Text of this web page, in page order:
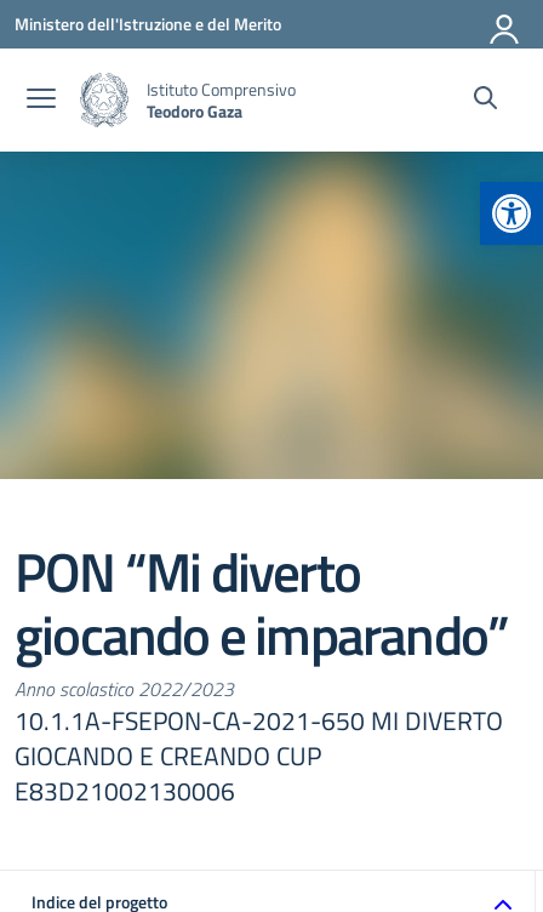
Vai ai contenuti
Vai al menu di navigazione
Vai al footer
Ministero dell'Istruzione e del Merito
Istituto Comprensivo
Teodoro Gaza
PON “Mi diverto
giocando e imparando”
Anno scolastico 2022/2023
10.1.1A-FSEPON-CA-2021-650 MI DIVERTO
GIOCANDO E CREANDO CUP
E83D21002130006
Indice del progetto